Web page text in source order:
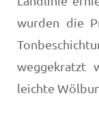
wurden die
weggekratzt
leichte